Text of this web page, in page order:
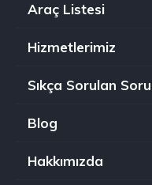
Araç Listesi
Hizmetlerimiz
Sıkça Sorulan
Blog
Hakkımızda